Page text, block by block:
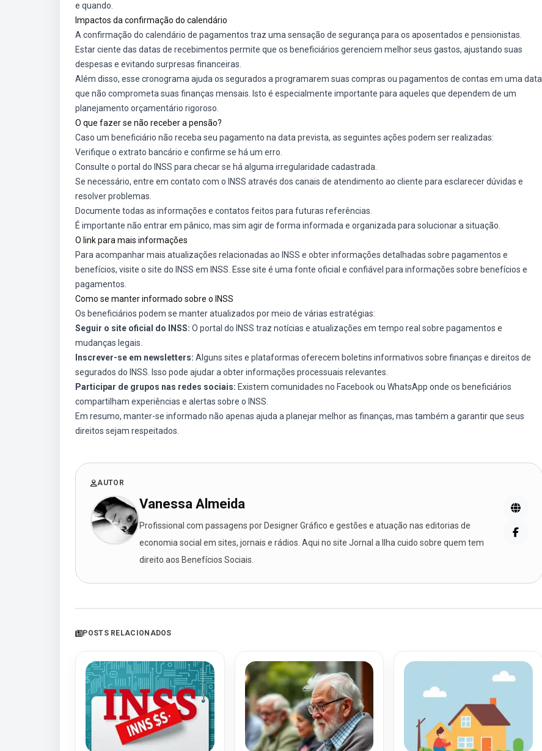
e quando.
Impactos da confirmação do calendário
A confirmação do calendário de pagamentos traz uma sensação de segurança para os aposentados e pensionistas.
Estar ciente das datas de recebimentos permite que os beneficiários gerenciem melhor seus gastos, ajustando suas
despesas e evitando surpresas financeiras.
Além disso, esse cronograma ajuda os segurados a programarem suas compras ou pagamentos de contas em uma data
que não comprometa suas finanças mensais. Isto é especialmente importante para aqueles que dependem de um
planejamento orçamentário rigoroso.
O que fazer se não receber a pensão?
Caso um beneficiário não receba seu pagamento na data prevista, as seguintes ações podem ser realizadas:
Verifique o extrato bancário e confirme se há um erro.
Consulte o portal do INSS para checar se há alguma irregularidade cadastrada.
Se necessário, entre em contato com o INSS através dos canais de atendimento ao cliente para esclarecer dúvidas e
resolver problemas.
Documente todas as informações e contatos feitos para futuras referências.
É importante não entrar em pânico, mas sim agir de forma informada e organizada para solucionar a situação.
O link para mais informações
Para acompanhar mais atualizações relacionadas ao INSS e obter informações detalhadas sobre pagamentos e
benefícios, visite o site do INSS em INSS . Esse site é uma fonte oficial e confiável para informações sobre benefícios e
pagamentos.
Como se manter informado sobre o INSS
Os beneficiários podem se manter atualizados por meio de várias estratégias:
Seguir o site oficial do INSS: O portal do INSS traz notícias e atualizações em tempo real sobre pagamentos e
mudanças legais.
Inscrever-se em newsletters: Alguns sites e plataformas oferecem boletins informativos sobre finanças e direitos de
segurados do INSS. Isso pode ajudar a obter informações processuais relevantes.
Participar de grupos nas redes sociais: Existem comunidades no Facebook ou WhatsApp onde os beneficiários
compartilham experiências e alertas sobre o INSS.
Em resumo, manter-se informado não apenas ajuda a planejar melhor as finanças, mas também a garantir que seus
direitos sejam respeitados.
AUTOR
Vanessa Almeida
Profissional com passagens por Designer Gráfico e gestões e atuação nas editorias de
economia social em sites, jornais e rádios. Aqui no site Jornal a Ilha cuido sobre quem tem
direito aos Benefícios Sociais.
POSTS RELACIONADOS